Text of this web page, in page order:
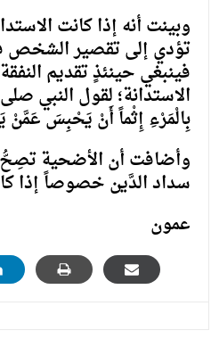
وبينت أنه إذا كانت
تؤدي إلى تقصير الشخص
فينبغي حينئذٍ تقديم
الاستدانة؛ لقول النبي
بِالْمَرْءِ إِثْماً أَنْ يَحْبِسَ عَمَّنْ
وأضافت أن الأضحية تصِحُّ
سداد الدَّين خصوصاً إذا
عمون